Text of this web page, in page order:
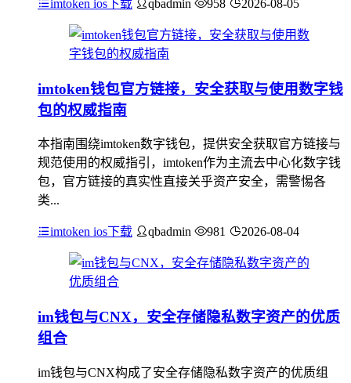
imtoken ios下载 qbadmin 958 2026-08-05
imtoken钱包官方链接，安全获取与使用数字钱
包的权威指南
本指南围绕imtoken数字钱包，提供安全获取官方链接与
规范使用的权威指引，imtoken作为主流去中心化数字钱
包，官方链接的真实性直接关乎资产安全，需警惕各
类...
imtoken ios下载 qbadmin 981 2026-08-04
im钱包与CNX，安全存储隐私数字资产的优质
组合
im钱包与CNX构成了安全存储隐私数字资产的优质组